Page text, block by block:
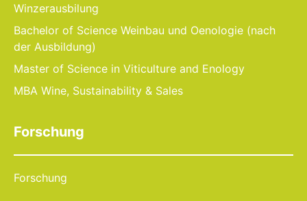
Winzerausbilung
Bachelor of Science Weinbau und Oenologie (nach
der Ausbildung)
Master of Science in Viticulture and Enology
MBA Wine, Sustainability & Sales
Forschung
Forschung